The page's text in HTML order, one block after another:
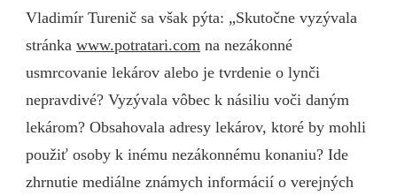
Vladimír Turenič sa však pýta: „Skutočne vyzývala
stránka www.potratari.com na nezákonné
usmrcovanie lekárov alebo je tvrdenie o lynči
nepravdivé? Vyzývala vôbec k násiliu voči daným
lekárom? Obsahovala adresy lekárov, ktoré by mohli
použiť osoby k inému nezákonnému konaniu? Ide
zhrnutie mediálne známych informácií o verejných